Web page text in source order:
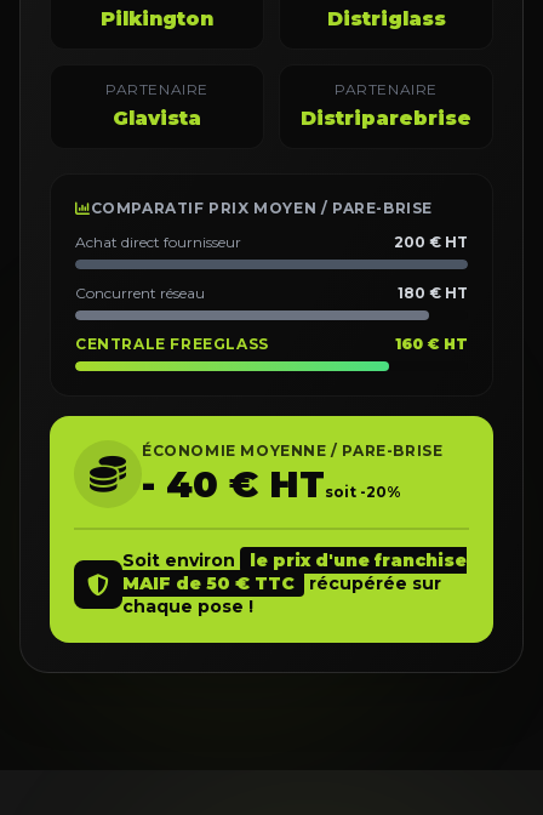
Pilkington Distriglass
PARTENAIRE
Glavista
PARTENAIRE
Distriparebrise
COMPARATIF PRIX MOYEN / PARE-BRISE
Achat direct fournisseur
200 € HT
Concurrent réseau 180 € HT
CENTRALE FREEGLASS 160 € HT
ÉCONOMIE MOYENNE / PARE-BRISE
- 40 € HTsoit -20%
Soit environ
le prix d'une franchise
MAIF de 50 € TTC
récupérée sur
chaque pose !